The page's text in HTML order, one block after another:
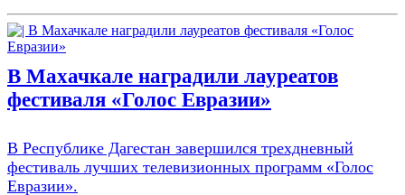
В Махачкале наградили лауреатов
фестиваля «Голос Евразии»
В Республике Дагестан завершился трехдневный
фестиваль лучших телевизионных программ «Голос
Евразии».